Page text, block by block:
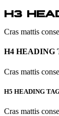
H3
Cras mattis
H4 HEADING
Cras mattis
H5 HEADING
Cras mattis